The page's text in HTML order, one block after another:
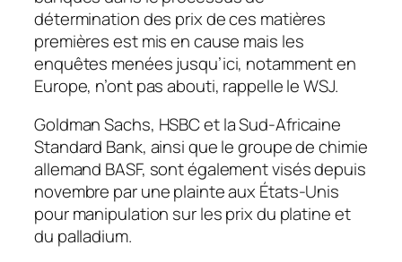
détermination des prix de ces matières
premières est mis en cause mais les
enquêtes menées jusqu’ici, notamment en
Europe, n’ont pas abouti, rappelle le WSJ.
Goldman Sachs, HSBC et la Sud-Africaine
Standard Bank, ainsi que le groupe de chimie
allemand BASF, sont également visés depuis
novembre par une plainte aux États-Unis
pour manipulation sur les prix du platine et
du palladium.